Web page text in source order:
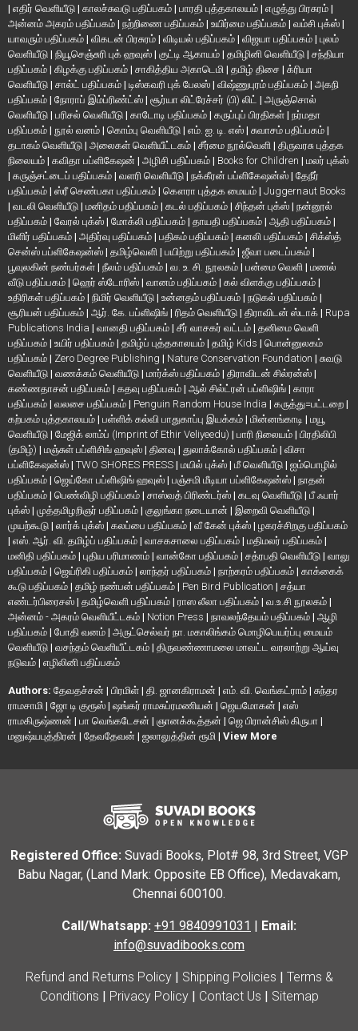
| எதிர் வெளியீடு | காலச்சுவடு பதிப்பகம் | பாரதி புத்தகாலயம் | எழுத்து பிரசுரம் |
அன்னம் அகரம் பதிப்பகம் | நற்றிணை பதிப்பகம் | உயிர்மை பதிப்பகம் | வம்சி புக்ஸ் |
யாவரும் பதிப்பகம் | விகடன் பிரசுரம் | விடியல் பதிப்பகம் | விஜயா பதிப்பகம் | புலம்
வெளியீடு | நியூசெஞ்சுரி புக் ஹவுஸ் | குட்டி ஆகாயம் | தமிழினி வெளியீடு | சந்தியா
பதிப்பகம் | கிழக்கு பதிப்பகம் | சாகித்திய அகாடெமி | தமிழ் திசை | க்ரியா
வெளியீடு | சால்ட் பதிப்பகம் | டிஸ்கவரி புக் பேலஸ் | விஷ்ணுபுரம் பதிப்பகம் | அகநி
பதிப்பகம் | நோராப் இம்ப்ரிண்ட்ஸ் | சூர்யா லிட்ரேச்சர் (பி) லிட் | அருஞ்சொல்
வெளியீடு | பரிசல் வெளியீடு | காடோடி பதிப்பகம் | கருப்புப் பிரதிகள் | நர்மதா
பதிப்பகம் | நூல் வனம் | கொம்பு வெளியீடு | எம். ஐ. டி. எஸ் | சுவாசம் பதிப்பகம் |
தடாகம் வெளியீடு | அலைகள் வெளியீட்டகம் | சீர்மை நூல்வெளி | திருவரசு புத்தக
நிலையம் | கவிதா பப்ளிகேஷன் | அழிசி பதிப்பகம் | Books for Children | மலர் புக்ஸ்
| கருஞ்சட்டைப் பதிப்பகம் | வளரி வெளியீடு | நக்கீரன் பப்ளிகேஷன்ஸ் | தேநீர்
பதிப்பகம் | ஸ்ரீ செண்பகா பதிப்பகம் | கௌரா புத்தக மையம் | Juggernaut Books
| வடலி வெளியீடு | மனிதம் பதிப்பகம் | கடல் பதிப்பகம் | சிந்தன் புக்ஸ் | நன்னூல்
பதிப்பகம் | வேரல் புக்ஸ் | மோக்லி பதிப்பகம் | தாயதி பதிப்பகம் | ஆதி பதிப்பகம் |
மிளிர் பதிப்பகம் | அதிர்வு பதிப்பகம் | பதிகம் பதிப்பகம் | கனலி பதிப்பகம் | சிக்ஸ்த்
சென்ஸ் பப்ளிகேஷன்ஸ் | தமிழ்வெளி | பயிற்று பதிப்பகம் | ஜீவா படைப்பகம் |
பூவுலகின் நண்பர்கள் | நீலம் பதிப்பகம் | வ. உ. சி. நூலகம் | பன்மை வெளி | மணல்
வீடு பதிப்பகம் | ஹெர் ஸ்டோரிஸ் | வானம் பதிப்பகம் | கல் விளக்கு பதிப்பகம் |
உதிரிகள் பதிப்பகம் | நிமிர் வெளியீடு | உன்னதம் பதிப்பகம் | நடுகல் பதிப்பகம் |
சூரியன் பதிப்பகம் | ஆர். கே. பப்ளிஷிங் | ரிதம் வெளியீடு | திராவிடன் ஸ்டாக் | Rupa
Publications India | வானதி பதிப்பகம் | சீர் வாசகர் வட்டம் | தனிமை வெளி
பதிப்பகம் | உயிர் பதிப்பகம் | தமிழ்ப் புத்தகாலயம் | தமிழ் Kids | பொன்னுலகம்
பதிப்பகம் | Zero Degree Publishing | Nature Conservation Foundation | சுவடு
வெளியீடு | வணக்கம் வெளியீடு | மார்க்ஸ் பதிப்பகம் | திராவிடன் சில்ரன்ஸ் |
கண்ணதாசன் பதிப்பகம் | கதவு பதிப்பகம் | ஆல் சில்ட்ரன் பப்ளிஷிங் | காரா
பதிப்பகம் | வலசை பதிப்பகம் | Penguin Random House India | கருத்து=பட்டறை |
கற்பகம் புத்தகாலயம் | பள்ளிக் கல்வி பாதுகாப்பு இயக்கம் | மின்னங்காடி | மயூ
வெளியீடு | மேஜிக் லாம்ப் (Imprint of Ethir Veliyeedu) | பாரி நிலையம் | பிரதிலிபி
(தமிழ்) | மஞ்சுள் பப்ளிசிங் ஹவுஸ் | தினவு | துலாக்கோல் பதிப்பகம் | விசா
பப்ளிகேஷன்ஸ் | TWO SHORES PRESS | மயில் புக்ஸ் | மீ வெளியீடு | ஐம்பொழில்
பதிப்பகம் | ஜெய்கோ பப்ளிஷிங் ஹவுஸ் | பஞ்சமி மீடியா பப்ளிகேஷன்ஸ் | நாதன்
பதிப்பகம் | பெண்விழி பதிப்பகம் | சாஸ்வத் பிரிண்டர்ஸ் | கடவு வெளியீடு | பீ ஃபார்
புக்ஸ் | முத்தமிழறிஞர் பதிப்பகம் | குலுங்கா நடையான் | இறைவி வெளியீடு |
முயற்கூடு | லார்க் புக்ஸ் | கலப்பை பதிப்பகம் | வீ கேன் புக்ஸ் | ழகரச்சிறகு பதிப்பகம்
| எஸ். ஆர். வி. தமிழ்ப் பதிப்பகம் | வாசகசாலை பதிப்பகம் | மதிமலர் பதிப்பகம் |
மனிதி பதிப்பகம் | புதிய பரிமாணம் | வான்கோ பதிப்பகம் | சத்ரபதி வெளியீடு | வாலு
பதிப்பகம் | ஜெய்ரிகி பதிப்பகம் | லாந்தர் பதிப்பகம் | நாற்கரம் பதிப்பகம் | காக்கைக்
கூடு பதிப்பகம் | தமிழ் நண்பன் பதிப்பகம் | Pen Bird Publication | சத்யா
எண்டர்பிரைசஸ் | தமிழ்வெளி பதிப்பகம் | ராஸ லீலா பதிப்பகம் | வ.உ.சி நூலகம் |
அன்னம் - அகரம் வெளியீட்டகம் | Notion Press | நாவலந்தேயம் பதிப்பகம் | ஆழி
பதிப்பகம் | போதி வனம் | அருட்செல்வர் நா. மகாலிங்கம் மொழிபெயர்ப்பு மையம்
வெளியீடு | வசந்தம் வெளியீட்டகம் | திருவண்ணாமலை மாவட்ட வரலாற்று ஆய்வு
நடுவம் | எழிலினி பதிப்பகம்
Authors: தேவதச்சன் | பிரமிள் | தி. ஜானகிராமன் | எம். வி. வெங்கட்ராம் | சுந்தர
ராமசாமி | ஜோ டி குரூஸ் | ஷங்கர் ராமசுப்ரமணியன் | ஜெயமோகன் | எஸ்
ராமகிருஷ்ணன் | பா வெங்கடேசன் | ஞானக்கூத்தன் | ஜெ பிரான்சிஸ் கிருபா |
மனுஷ்யபுத்திரன் | தேவதேவன் | ஜலாலுத்தின் ரூமி | View More
Registered Office: Suvadi Books, Plot# 98, 3rd Street, VGP
Babu Nagar, (Land Mark: Opposite EB Office), Medavakam,
Chennai 600100.
Call/Whatsapp: +91 9840991031 | Email:
info@suvadibooks.com
Refund and Returns Policy| Shipping Policies | Terms &
Conditions | Privacy Policy| Contact Us | Sitemap